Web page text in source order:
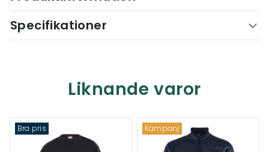
Specifikationer
Liknande varor
Bra pris Kampanj